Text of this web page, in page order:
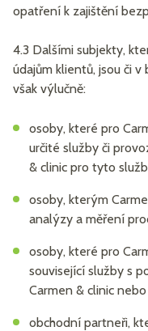
opatření k zajištění
4.3 Dalšími subjekty,
údajům klientů, jsou či
však výlučně:
osoby, které pro
určité služby či
& clinic pro tyto
osoby, kterým
analýzy a měření
osoby, které pro
související služby s
Carmen & clinic
obchodní partneři,